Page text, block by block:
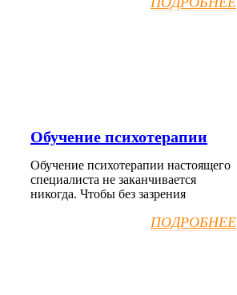
Обучение психотерапии
Обучение психотерапии настоящего
специалиста не заканчивается
никогда. Чтобы без зазрения
ПОДРОБНЕЕ